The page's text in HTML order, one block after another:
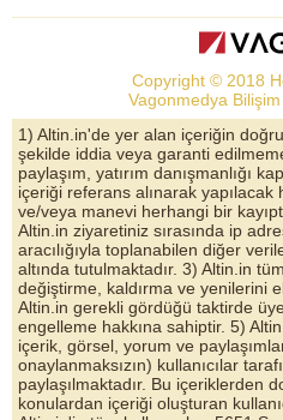
Dolar Kuru
Altın Yorumları
Döviz Kurları
Çeyrek Altın
Bitcoin
Euro/Dolar Parite
Sterlin
Döviz Arşivi
Copyright © 2018
Vagonmedya Bilişim
1) Altin.in'de yer alan içeriğin
şekilde iddia veya garanti
paylaşım, yatırım danışmanlığı
içeriği referans alınarak
ve/veya manevi herhangi bir
Altin.in ziyaretiniz sırasında ip
aracılığıyla toplanabilen diğer
altında tutulmaktadır. 3) Altin.in
değiştirme, kaldırma ve yenilerini
Altin.in gerekli gördüğü taktirde
engelleme hakkına sahiptir. 5)
içerik, görsel, yorum ve
onaylanmaksızın) kullanıcılar
paylaşılmaktadır. Bu içeriklerden
konulardan içeriği oluşturan